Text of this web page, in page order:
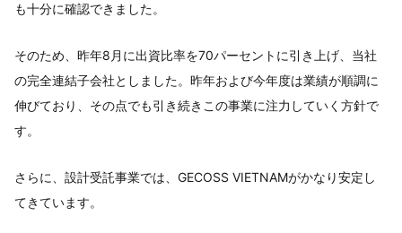
も十分に確認できました。
そのため、昨年8月に出資比率を70パーセントに引き上げ、当社
の完全連結子会社としました。昨年および今年度は業績が順調に
伸びており、その点でも引き続きこの事業に注力していく方針で
す。
さらに、設計受託事業では、GECOSS VIETNAMがかなり安定し
てきています。